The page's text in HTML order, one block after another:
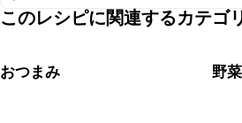
保存期間は冷蔵で翌日中が目安です
※日持ちは目安です。
このレシピに関連するカテゴ
おつまみ 野菜